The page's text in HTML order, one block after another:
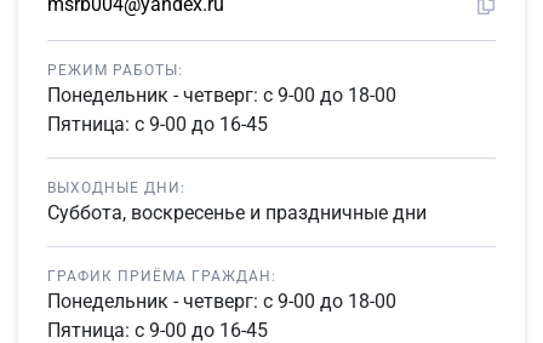
РЕЖИМ РАБОТЫ:
Понедельник - четверг: с 9-00 до 18-00
Пятница: с 9-00 до 16-45
ВЫХОДНЫЕ ДНИ:
Суббота, воскресенье и праздничные дни
ГРАФИК ПРИЁМА ГРАЖДАН:
Понедельник - четверг: с 9-00 до 18-00
Пятница: с 9-00 до 16-45